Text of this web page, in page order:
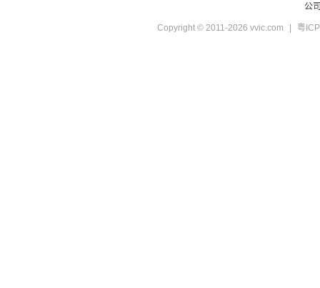
公
Copyright © 2011-2026 vvic.com | 粤